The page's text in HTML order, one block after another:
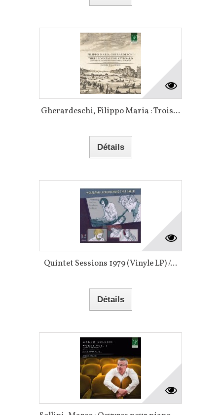
Gherardeschi, Filippo Maria : Trois...
Détails
Quintet Sessions 1979 (Vinyle LP) /...
Détails